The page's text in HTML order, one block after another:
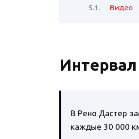
Видео
В Рено Дастер
каждые 30 000